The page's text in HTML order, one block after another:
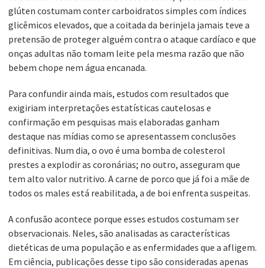
glúten costumam conter carboidratos simples com índices
glicêmicos elevados, que a coitada da berinjela jamais teve a
pretensão de proteger alguém contra o ataque cardíaco e que
onças adultas não tomam leite pela mesma razão que não
bebem chope nem água encanada.
Para confundir ainda mais, estudos com resultados que
exigiriam interpretações estatísticas cautelosas e
confirmação em pesquisas mais elaboradas ganham
destaque nas mídias como se apresentassem conclusões
definitivas. Num dia, o ovo é uma bomba de colesterol
prestes a explodir as coronárias; no outro, asseguram que
tem alto valor nutritivo. A carne de porco que já foi a mãe de
todos os males está reabilitada, a de boi enfrenta suspeitas.
A confusão acontece porque esses estudos costumam ser
observacionais. Neles, são analisadas as características
dietéticas de uma população e as enfermidades que a afligem.
Em ciência, publicações desse tipo são consideradas apenas